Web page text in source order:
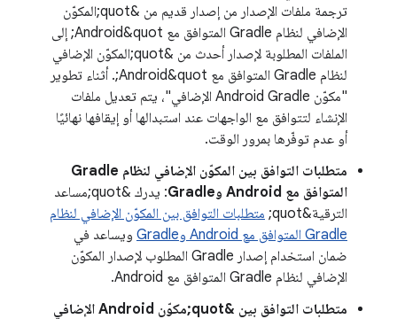
ترجمة ملفات الإصدار من إصدار قديم من &quot;المكوّن
الإضافي لنظام Gradle المتوافق مع Android&quot; إلى
الملفات المطلوبة لإصدار أحدث من &quot;المكوّن الإضافي
لنظام Gradle المتوافق مع Android&quot;. أثناء تطوير
"مكوّن Android Gradle الإضافي"، يتم تعديل ملفات
الإنشاء لتتوافق مع الواجهات عند استبدالها أو إيقافها نهائيًا
أو عدم توفّرها بمرور الوقت.
متطلبات التوافق بين المكوّن الإضافي لنظام Gradle
المتوافق مع Android وGradle
: يدرك &quot;مساعد
الترقية&quot;
متطلبات التوافق بين المكوّن الإضافي لنظام
Gradle المتوافق مع Android وGradle
ويساعد في
ضمان استخدام إصدار Gradle المطلوب لإصدار المكوّن
الإضافي لنظام Gradle المتوافق مع Android.
متطلبات التوافق بين &quot;مكوّن Android الإضافي